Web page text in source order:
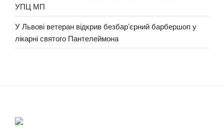
УПЦ МП
У Львові ветеран відкрив безбар’єрний барбершоп у
лікарні святого Пантелеймона